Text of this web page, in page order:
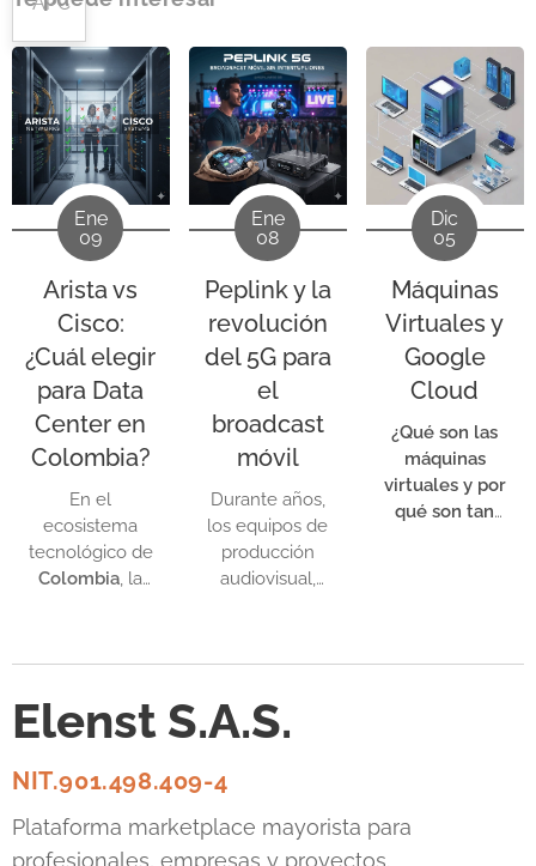
operaciones exigentes donde la resistencia
mecánica y la confiabilidad son esenciales.
Su diseño robusto permite trabajar bajo
condiciones extremas con máxima seguridad
operativa.
Contratistas:
compras industriales.
Certificación y Garantía:
Suministramos herramientas con
trazabilidad total, fundamentales para
procesos de auditoría ISO.
Logística Especializada:
Despacho de
herramientas pesadas y gabinetes de
almacenamiento hacia cualquier
punto de la región.
Ene
09
Arista vs
Cisco:
¿Cuál elegir
para Data
Center en
Colombia?
En el
ecosistema
tecnológico de
Colombia, la
una decisión
crítica que
directamente
en la
escalabilidad y
Ene
08
Peplink y la
revolución
del 5G para
el
broadcast
móvil
Durante años,
los equipos de
producción
audiovisual,
transmisiones
en vivo
una solución
poco práctica:
transportar
Dic
05
Máquinas
Virtuales y
Google
Cloud
¿Qué son las
máquinas
virtuales y por
qué son tan
Elenst S.A.S.
NIT.901.498.409-4
Plataforma marketplace mayorista para
profesionales, empresas y proyectos.